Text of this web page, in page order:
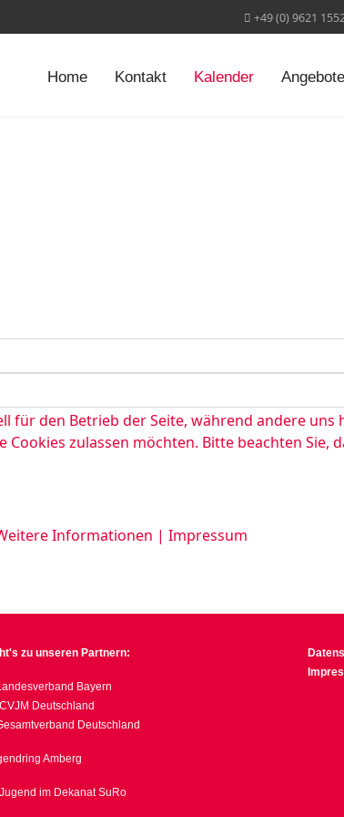
+49 (0) 9621
Home Kontakt Kalender Angebote
zu unseren Partnern:
Bayern
Deutschland
Deutschland
Amberg
im Dekanat SuRo
für den Betrieb der Seite, während andere
Cookies zulassen möchten. Bitte beachten
Informationen | Impressum